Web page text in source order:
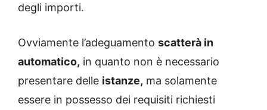
degli importi.
Ovviamente l’adeguamento scatterà in
automatico, in quanto non è necessario
presentare delle istanze, ma solamente
essere in possesso dei requisiti richiesti